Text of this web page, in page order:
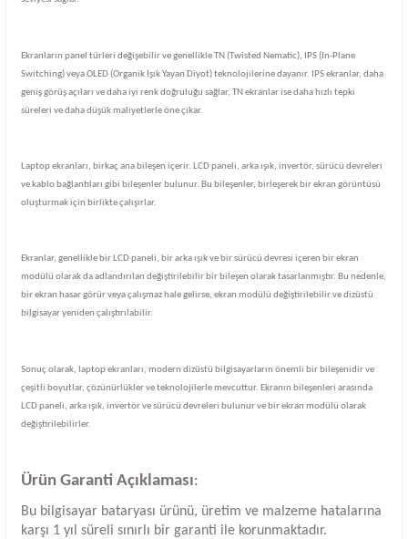
Ekranların panel türleri değişebilir ve genellikle TN (Twisted Nematic), IPS (In-Plane
Switching) veya OLED (Organik Işık Yayan Diyot) teknolojilerine dayanır. IPS ekranlar, daha
geniş görüş açıları ve daha iyi renk doğruluğu sağlar, TN ekranlar ise daha hızlı tepki
süreleri ve daha düşük maliyetlerle öne çıkar.
Laptop ekranları, birkaç ana bileşen içerir. LCD paneli, arka ışık, invertör, sürücü devreleri
ve kablo bağlantıları gibi bileşenler bulunur. Bu bileşenler, birleşerek bir ekran görüntüsü
oluşturmak için birlikte çalışırlar.
Ekranlar, genellikle bir LCD paneli, bir arka ışık ve bir sürücü devresi içeren bir ekran
modülü olarak da adlandırılan değiştirilebilir bir bileşen olarak tasarlanmıştır. Bu nedenle,
bir ekran hasar görür veya çalışmaz hale gelirse, ekran modülü değiştirilebilir ve dizüstü
bilgisayar yeniden çalıştırılabilir.
Sonuç olarak, laptop ekranları, modern dizüstü bilgisayarların önemli bir bileşenidir ve
çeşitli boyutlar, çözünürlükler ve teknolojilerle mevcuttur. Ekranın bileşenleri arasında
LCD paneli, arka ışık, invertör ve sürücü devreleri bulunur ve bir ekran modülü olarak
değiştirilebilirler.
Ürün Garanti Açıklaması:
Bu bilgisayar bataryası ürünü, üretim ve malzeme hatalarına
karşı 1 yıl süreli sınırlı bir garanti ile korunmaktadır.